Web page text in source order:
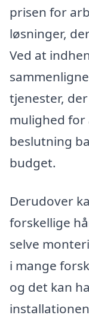
prisen for
løsninger,
Ved at
tjenester,
mulighed
beslutning
budget.
Derudover
forskellige
selve
i mange
og det kan